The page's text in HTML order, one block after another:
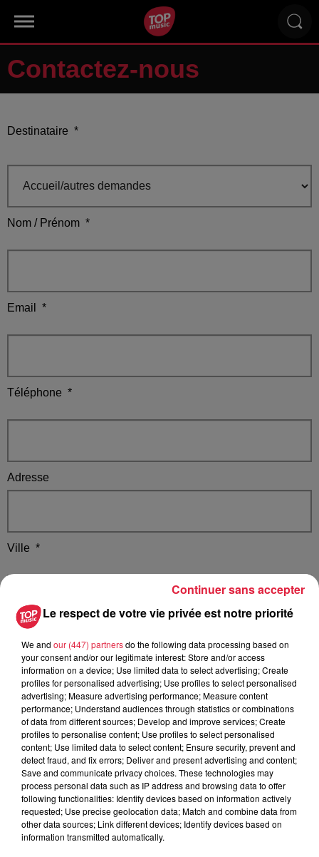
Contactez-nous
Destinataire *
Nom / Prénom *
Email *
Téléphone *
Adresse
Ville *
Code Postal
Votre message*
Fichier
Le respect de votre vie privée est notre priorité
We and our (447) partnersdo the following data processing based on
your consent and/or our legitimate interest: Store and/or access
information on a device; Use limited data to select advertising; Create
profiles for personalised advertising; Use profiles to select personalised
advertising; Measure advertising performance; Measure content
performance; Understand audiences through statistics or combinations
of data from different sources; Develop and improve services; Create
profiles to personalise content; Use profiles to select personalised
content; Use limited data to select content; Ensure security, prevent and
detect fraud, and fix errors; Deliver and present advertising and content;
Save and communicate privacy choices. These technologies may
process personal data such as IP address and browsing data to offer
following functionalities: Identify devices based on information actively
requested; Use precise geolocation data; Match and combine data from
other data sources; Link different devices; Identify devices based on
information transmitted automatically.
Continuer sans accepter